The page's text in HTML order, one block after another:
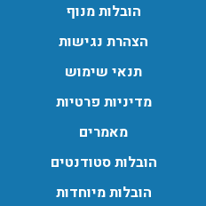
הובלות מנוף בפרדס
העברת פריטים כבדים עם
תכולת דירה שלמה עם מנוף.
הובלות מנוף
הצהרת נגישות
תנאי שימוש
מדיניות פרטיות
מאמרים
הובלות סטודנטים
הובלות מיוחדות